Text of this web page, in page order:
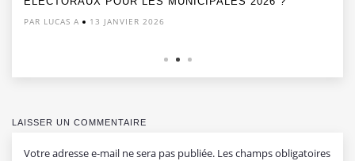
PAR LUCAS A 13 JANVIER 2026
LAISSER UN COMMENTAIRE
Votre adresse e-mail ne sera pas publiée. Les champs obligatoires